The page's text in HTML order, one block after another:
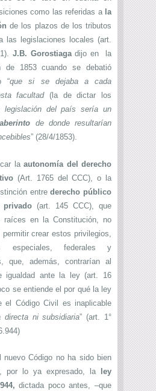
como las referidas a la
de los plazos de los tributos
las legislaciones locales (art.
J.B. Gorostiagadijo en la
de 1853 cuando se debatió
“que si se dejaba a cada
facultad(la de dictar los
legislación del país sería un
de donde resultarían
” (28/4/1853).
laautonomía del derecho
(Art. 1765 del CCC), o la
entrederecho público
privado (art. 145 CCC), que
raíces en la Constitución, no
crear estos privilegios,
especiales, federales y
que, además, contrarían al
igualdad ante la ley (art. 16
se entiende el por qué la ley
el Código Civil es inaplicable
directa ni subsidiaria” (art. 1°
nuevo Código no ha sido bien
por lo ya expresado, la
ley
dictada poco antes, –que